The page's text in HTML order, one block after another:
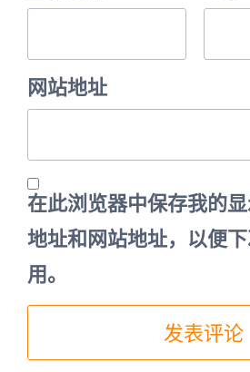
网站地址
在此浏览器中保存我的
地址和网站地址，以便
用。